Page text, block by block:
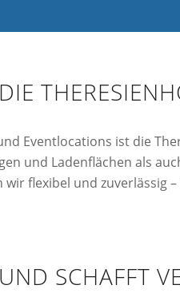
Eventlocations ist die
und Ladenflächen als
flexibel und zuverlässig
SCHAFFT